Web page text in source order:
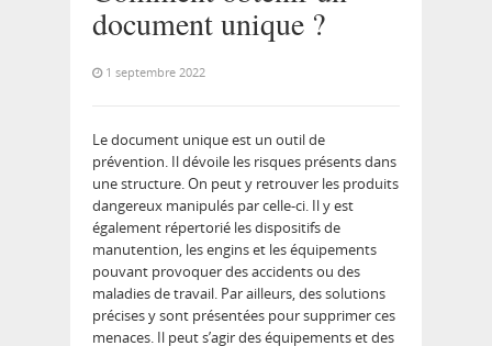
document unique ?
1 septembre 2022
Le document unique est un outil de
prévention. Il dévoile les risques présents dans
une structure. On peut y retrouver les produits
dangereux manipulés par celle-ci. Il y est
également répertorié les dispositifs de
manutention, les engins et les équipements
pouvant provoquer des accidents ou des
maladies de travail. Par ailleurs, des solutions
précises y sont présentées pour supprimer ces
menaces. Il peut s’agir des équipements et des